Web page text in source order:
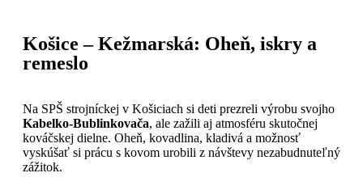
Košice – Kežmarská: Oheň, iskry a
remeslo
Na SPŠ strojníckej v Košiciach si deti prezreli výrobu svojho
Kabelko-Bublinkovača, ale zažili aj atmosféru skutočnej
kováčskej dielne. Oheň, kovadlina, kladivá a možnosť
vyskúšať si prácu s kovom urobili z návštevy nezabudnuteľný
zážitok.